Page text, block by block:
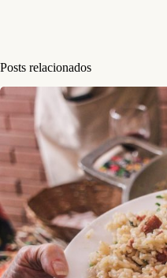
Posts relacionados